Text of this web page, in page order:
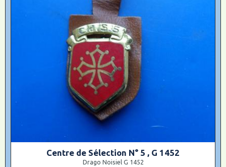
Centre de Sélection N° 5 , G 1452
Drago Noisiel G 1452